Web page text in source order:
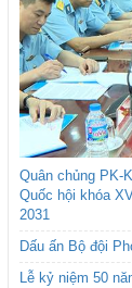
Quân chủng PK-
Quốc hội khóa
2031
Dấu ấn Bộ đội
Lễ kỷ niệm 50